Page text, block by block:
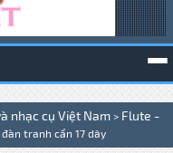
nhạc cụ Việt Nam > Flute -
đàn tranh cẩn 17 dây